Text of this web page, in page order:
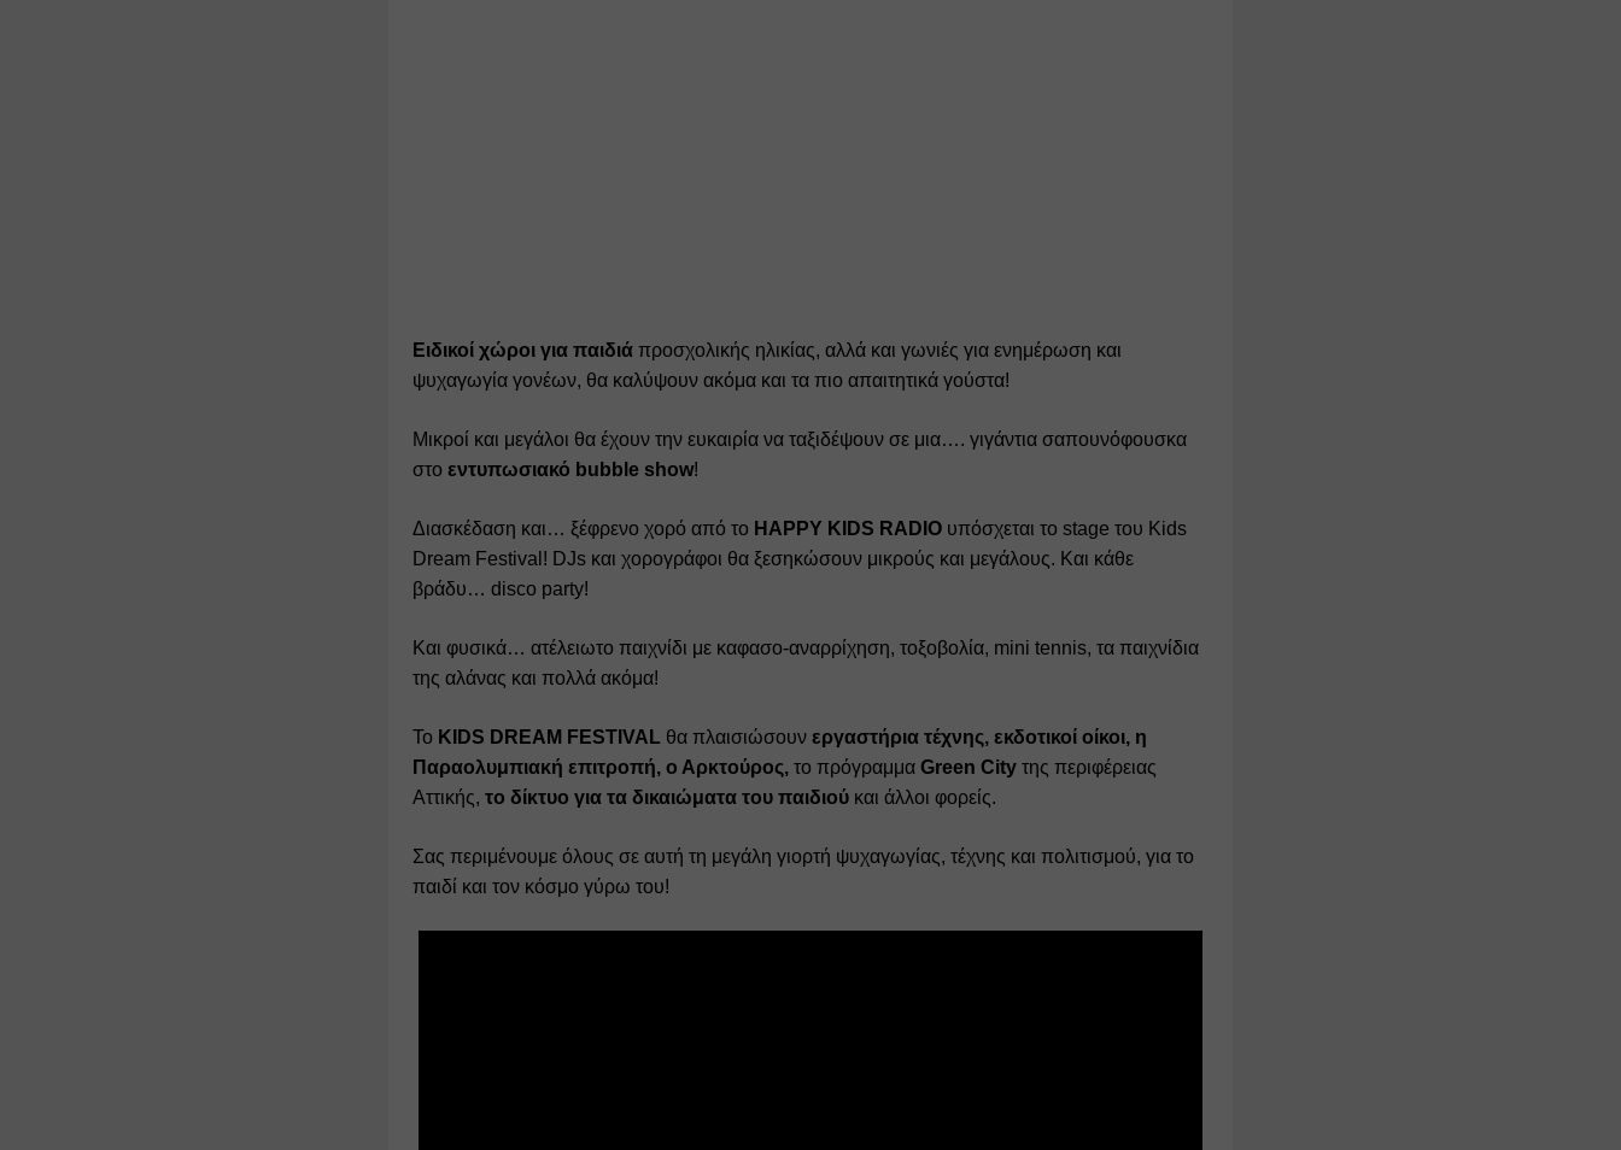
Ειδικοί χώροι για παιδιά προσχολικής ηλικίας, αλλά και γωνιές για ενημέρωση και
ψυχαγωγία γονέων, θα καλύψουν ακόμα και τα πιο απαιτητικά γούστα!
Μικροί και μεγάλοι θα έχουν την ευκαιρία να ταξιδέψουν σε μια…. γιγάντια σαπουνόφουσκα
στο εντυπωσιακό bubble show!
Διασκέδαση και… ξέφρενο χορό από το HAPPY KIDS RADIO υπόσχεται το stage του Kids
Dream Festival! DJs και χορογράφοι θα ξεσηκώσουν μικρούς και μεγάλους. Και κάθε
βράδυ… disco party!
Και φυσικά… ατέλειωτο παιχνίδι με καφασο-αναρρίχηση, τοξοβολία, mini tennis, τα παιχνίδια
της αλάνας και πολλά ακόμα!
Το KIDS DREAM FESTIVAL θα πλαισιώσουν εργαστήρια τέχνης, εκδοτικοί οίκοι, η
Παραολυμπιακή επιτροπή, ο Αρκτούρος, το πρόγραμμα Green City της περιφέρειας
Αττικής, το δίκτυο για τα δικαιώματα του παιδιού και άλλοι φορείς.
Σας περιμένουμε όλους σε αυτή τη μεγάλη γιορτή ψυχαγωγίας, τέχνης και πολιτισμού, για το
παιδί και τον κόσμο γύρω του!